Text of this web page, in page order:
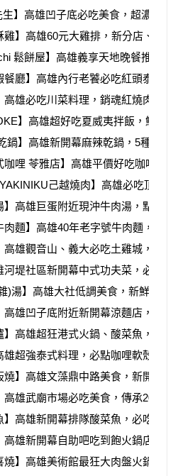
生】高雄凹子底必吃美食，超濃叻沙
雞】高雄60元大雞排，新分店、買
鬆餅屋】高雄義享天地晚餐推薦！
餐廳】高雄內行老饕必吃紅頭泰國
高雄必吃川菜料理，銷魂紅燒肉、
】高雄超好吃夏威夷拌飯，鮭魚
鍋】高雄新開幕麻辣乾鍋，5種口味
咖哩 苓雅店】高雄平價好吃咖哩，
YAKINIKU己越燒肉】高雄必吃頂級
】高雄巨蛋附近現沖牛肉湯，點牛
肉麵】高雄40年老字號牛肉麵，必
高雄觀音山、義大必吃土雞城，火
河堤社區新開幕中式功夫菜，必吃
)湯】高雄大社低調美食，新鮮現宰
高雄凹子底附近新開幕涼麵店，口
】高雄超狂港式火鍋、酸菜魚，爆
雄超強泰式料理，必點咖哩軟殼蟹
燒】高雄文藻鼎中路美食，新開幕
高雄武廟市場必吃美食，傳承20多
】高雄新開幕排隊酸菜魚，必吃炸
高雄新開幕自助吧吃到飽火鍋店，
燒】高雄美術館最狂大肉盤火鍋，